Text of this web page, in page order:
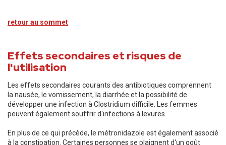
retour au sommet
Effets secondaires et risques de
l'utilisation
Les effets secondaires courants des antibiotiques comprennent
la nausée, le vomissement, la diarrhée et la possibilité de
développer une infection à Clostridium difficile. Les femmes
peuvent également souffrir d'infections à levures.
En plus de ce qui précède, le métronidazole est également associé
à la constipation. Certaines personnes se plaignent d'un goût